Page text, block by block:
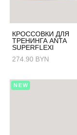
КРОССОВКИ ДЛЯ
ТРЕНИНГА ANTA
SUPERFLEXI
274.90 BYN
NEW